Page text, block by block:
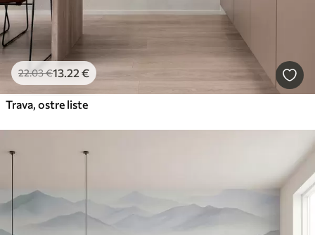
22.03€13 .22 €
Trava, ostre liste